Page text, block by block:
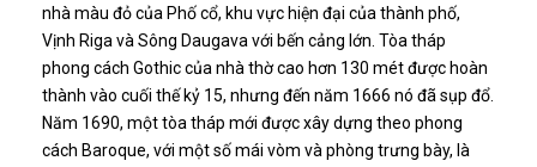
nhà màu đỏ của Phố cổ, khu vực hiện đại của thành phố,
Vịnh Riga và Sông Daugava với bến cảng lớn. Tòa tháp
phong cách Gothic của nhà thờ cao hơn 130 mét được hoàn
thành vào cuối thế kỷ 15, nhưng đến năm 1666 nó đã sụp đổ.
Năm 1690, một tòa tháp mới được xây dựng theo phong
cách Baroque, với một số mái vòm và phòng trưng bày, là